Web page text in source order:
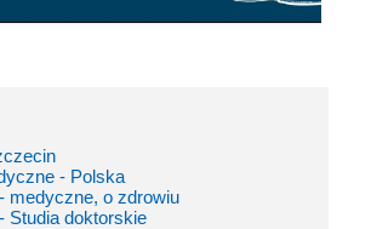
- Polska
medyczne, o zdrowiu
Studia doktorskie